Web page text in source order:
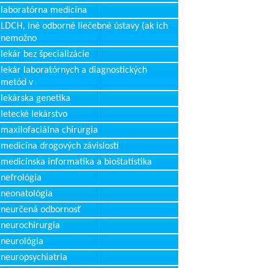
laboratórna medicína
LDCH, iné odborné liečebné ústavy (ak ich
nemožno
lekár bez špecializácie
lekár laboratórnych a diagnostických
metód v
lekárska genetika
letecké lekárstvo
maxilofaciálna chirurgia
medicína drogových závislostí
medicínska informatika a bioštatistika
nefrológia
neonatológia
neurčená odbornosť
neurochirurgia
neurológia
neuropsychiatria